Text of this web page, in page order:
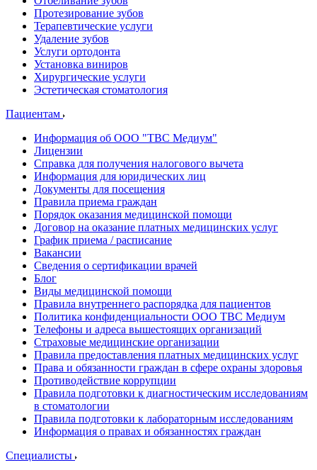
Протезирование зубов
Терапевтические услуги
Удаление зубов
Услуги ортодонта
Установка виниров
Хирургические услуги
Эстетическая стоматология
Пациентам
Информация об ООО "ТВС Медиум"
Лицензии
Справка для получения налогового вычета
Информация для юридических лиц
Документы для посещения
Правила приема граждан
Порядок оказания медицинской помощи
Договор на оказание платных медицинских услуг
График приема / расписание
Вакансии
Сведения о сертификации врачей
Блог
Виды медицинской помощи
Правила внутреннего распорядка для пациентов
Политика конфиденциальности ООО ТВС Медиум
Телефоны и адреса вышестоящих организаций
Страховые медицинские организации
Правила предоставления платных медицинских услуг
Права и обязанности граждан в сфере охраны здоровья
Противодействие коррупции
Правила подготовки к диагностическим исследованиям
в стоматологии
Правила подготовки к лабораторным исследованиям
Информация о правах и обязанностях граждан
Специалисты